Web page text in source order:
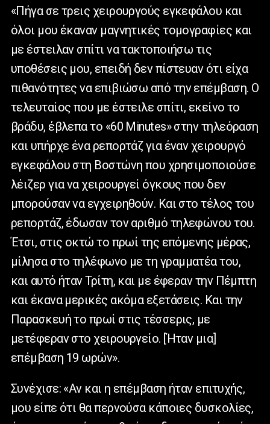
«Πήγα σε τρεις χειρουργούς εγκεφάλου και
όλοι μου έκαναν μαγνητικές τομογραφίες και
με έστειλαν σπίτι να τακτοποιήσω τις
υποθέσεις μου, επειδή δεν πίστευαν ότι είχα
πιθανότητες να επιβιώσω από την επέμβαση. Ο
τελευταίος που με έστειλε σπίτι, εκείνο το
βράδυ, έβλεπα το «60 Minutes» στην τηλεόραση
και υπήρχε ένα ρεπορτάζ για έναν χειρουργό
εγκεφάλου στη Βοστώνη που χρησιμοποιούσε
λέιζερ για να χειρουργεί όγκους που δεν
μπορούσαν να εγχειρηθούν. Και στο τέλος του
ρεπορτάζ, έδωσαν τον αριθμό τηλεφώνου του.
Έτσι, στις οκτώ το πρωί της επόμενης μέρας,
μίλησα στο τηλέφωνο με τη γραμματέα του,
και αυτό ήταν Τρίτη, και με έφεραν την Πέμπτη
και έκανα μερικές ακόμα εξετάσεις. Και την
Παρασκευή το πρωί στις τέσσερις, με
μετέφεραν στο χειρουργείο. [Ήταν μια]
επέμβαση 19 ωρών».
Συνέχισε: «Αν και η επέμβαση ήταν επιτυχής,
μου είπε ότι θα περνούσα κάποιες δυσκολίες,